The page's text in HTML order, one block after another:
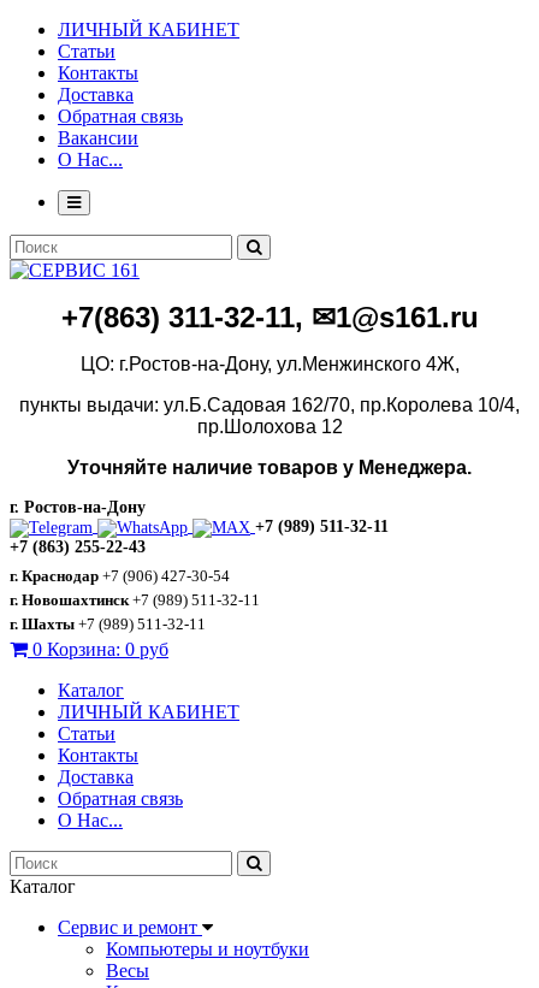
ЛИЧНЫЙ КАБИНЕТ
Статьи
Контакты
Доставка
Обратная связь
Вакансии
О Нас...
+7(863) 311-32-11, ✉1@s161.ru
ЦО: г.Ростов-на-Дону, ул.Менжинского 4Ж,
пункты выдачи: ул.Б.Садовая 162/70, пр.Королева 10/4,
пр.Шолохова 12
Уточняйте наличие товаров у Менеджера.
г. Ростов-на-Дону
+7 (989) 511-32-11
+7 (863) 255-22-43
г. Краснодар +7 (906) 427-30-54
г. Новошахтинск +7 (989) 511-32-11
г. Шахты +7 (989) 511-32-11
0 Корзина: 0 руб
Каталог
ЛИЧНЫЙ КАБИНЕТ
Статьи
Контакты
Доставка
Обратная связь
О Нас...
Каталог
Сервис и ремонт
Компьютеры и ноутбуки
Весы